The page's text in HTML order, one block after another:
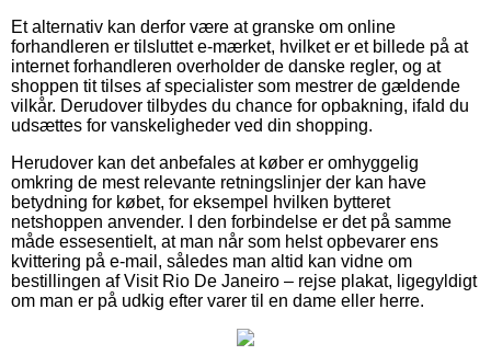
Et alternativ kan derfor være at granske om online
forhandleren er tilsluttet e-mærket, hvilket er et billede på at
internet forhandleren overholder de danske regler, og at
shoppen tit tilses af specialister som mestrer de gældende
vilkår. Derudover tilbydes du chance for opbakning, ifald du
udsættes for vanskeligheder ved din shopping.
Herudover kan det anbefales at køber er omhyggelig
omkring de mest relevante retningslinjer der kan have
betydning for købet, for eksempel hvilken bytteret
netshoppen anvender. I den forbindelse er det på samme
måde essesentielt, at man når som helst opbevarer ens
kvittering på e-mail, således man altid kan vidne om
bestillingen af Visit Rio De Janeiro – rejse plakat, ligegyldigt
om man er på udkig efter varer til en dame eller herre.